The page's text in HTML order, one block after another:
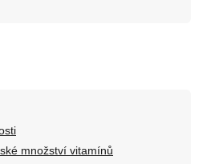
množství vitamínů